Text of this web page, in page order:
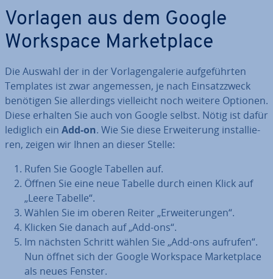
Vorlagen aus dem Google
Workspace Mar­ket­place
Die Auswahl der in der Vor­la­gen­ga­le­rie auf­ge­führ­ten
Templates ist zwar an­ge­mes­sen, je nach Ein­satz­zweck
benötigen Sie al­ler­dings viel­leicht noch weitere Optionen.
Diese erhalten Sie auch von Google selbst. Nötig ist dafür
lediglich ein Add-on. Wie Sie diese Er­wei­te­rung in­stal­lie­
ren, zeigen wir Ihnen an dieser Stelle:
Rufen Sie Google Tabellen auf.
Öffnen Sie eine neue Tabelle durch einen Klick auf
„Leere Tabelle“.
Wählen Sie im oberen Reiter „Er­wei­te­run­gen“.
Klicken Sie danach auf „Add-ons“.
Im nächsten Schritt wählen Sie „Add-ons aufrufen“.
Nun öffnet sich der Google Workspace Mar­ket­place
als neues Fenster.